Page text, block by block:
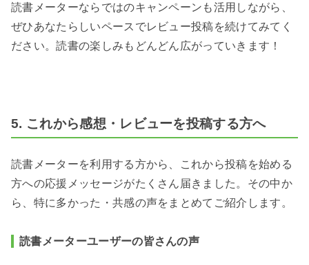
読書メーターならではのキャンペーンも活用しながら、
ぜひあなたらしいペースでレビュー投稿を続けてみてく
ださい。読書の楽しみもどんどん広がっていきます！
5. これから感想・レビューを投稿する方へ
読書メーターを利用する方から、これから投稿を始める
方への応援メッセージがたくさん届きました。その中か
ら、特に多かった・共感の声をまとめてご紹介します。
読書メーターユーザーの皆さんの声